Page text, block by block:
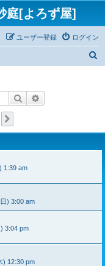
[よろず屋]
ログイン
ユーザー登録
検索
1:39 am
) 3:00 am
3:04 pm
) 12:30 pm